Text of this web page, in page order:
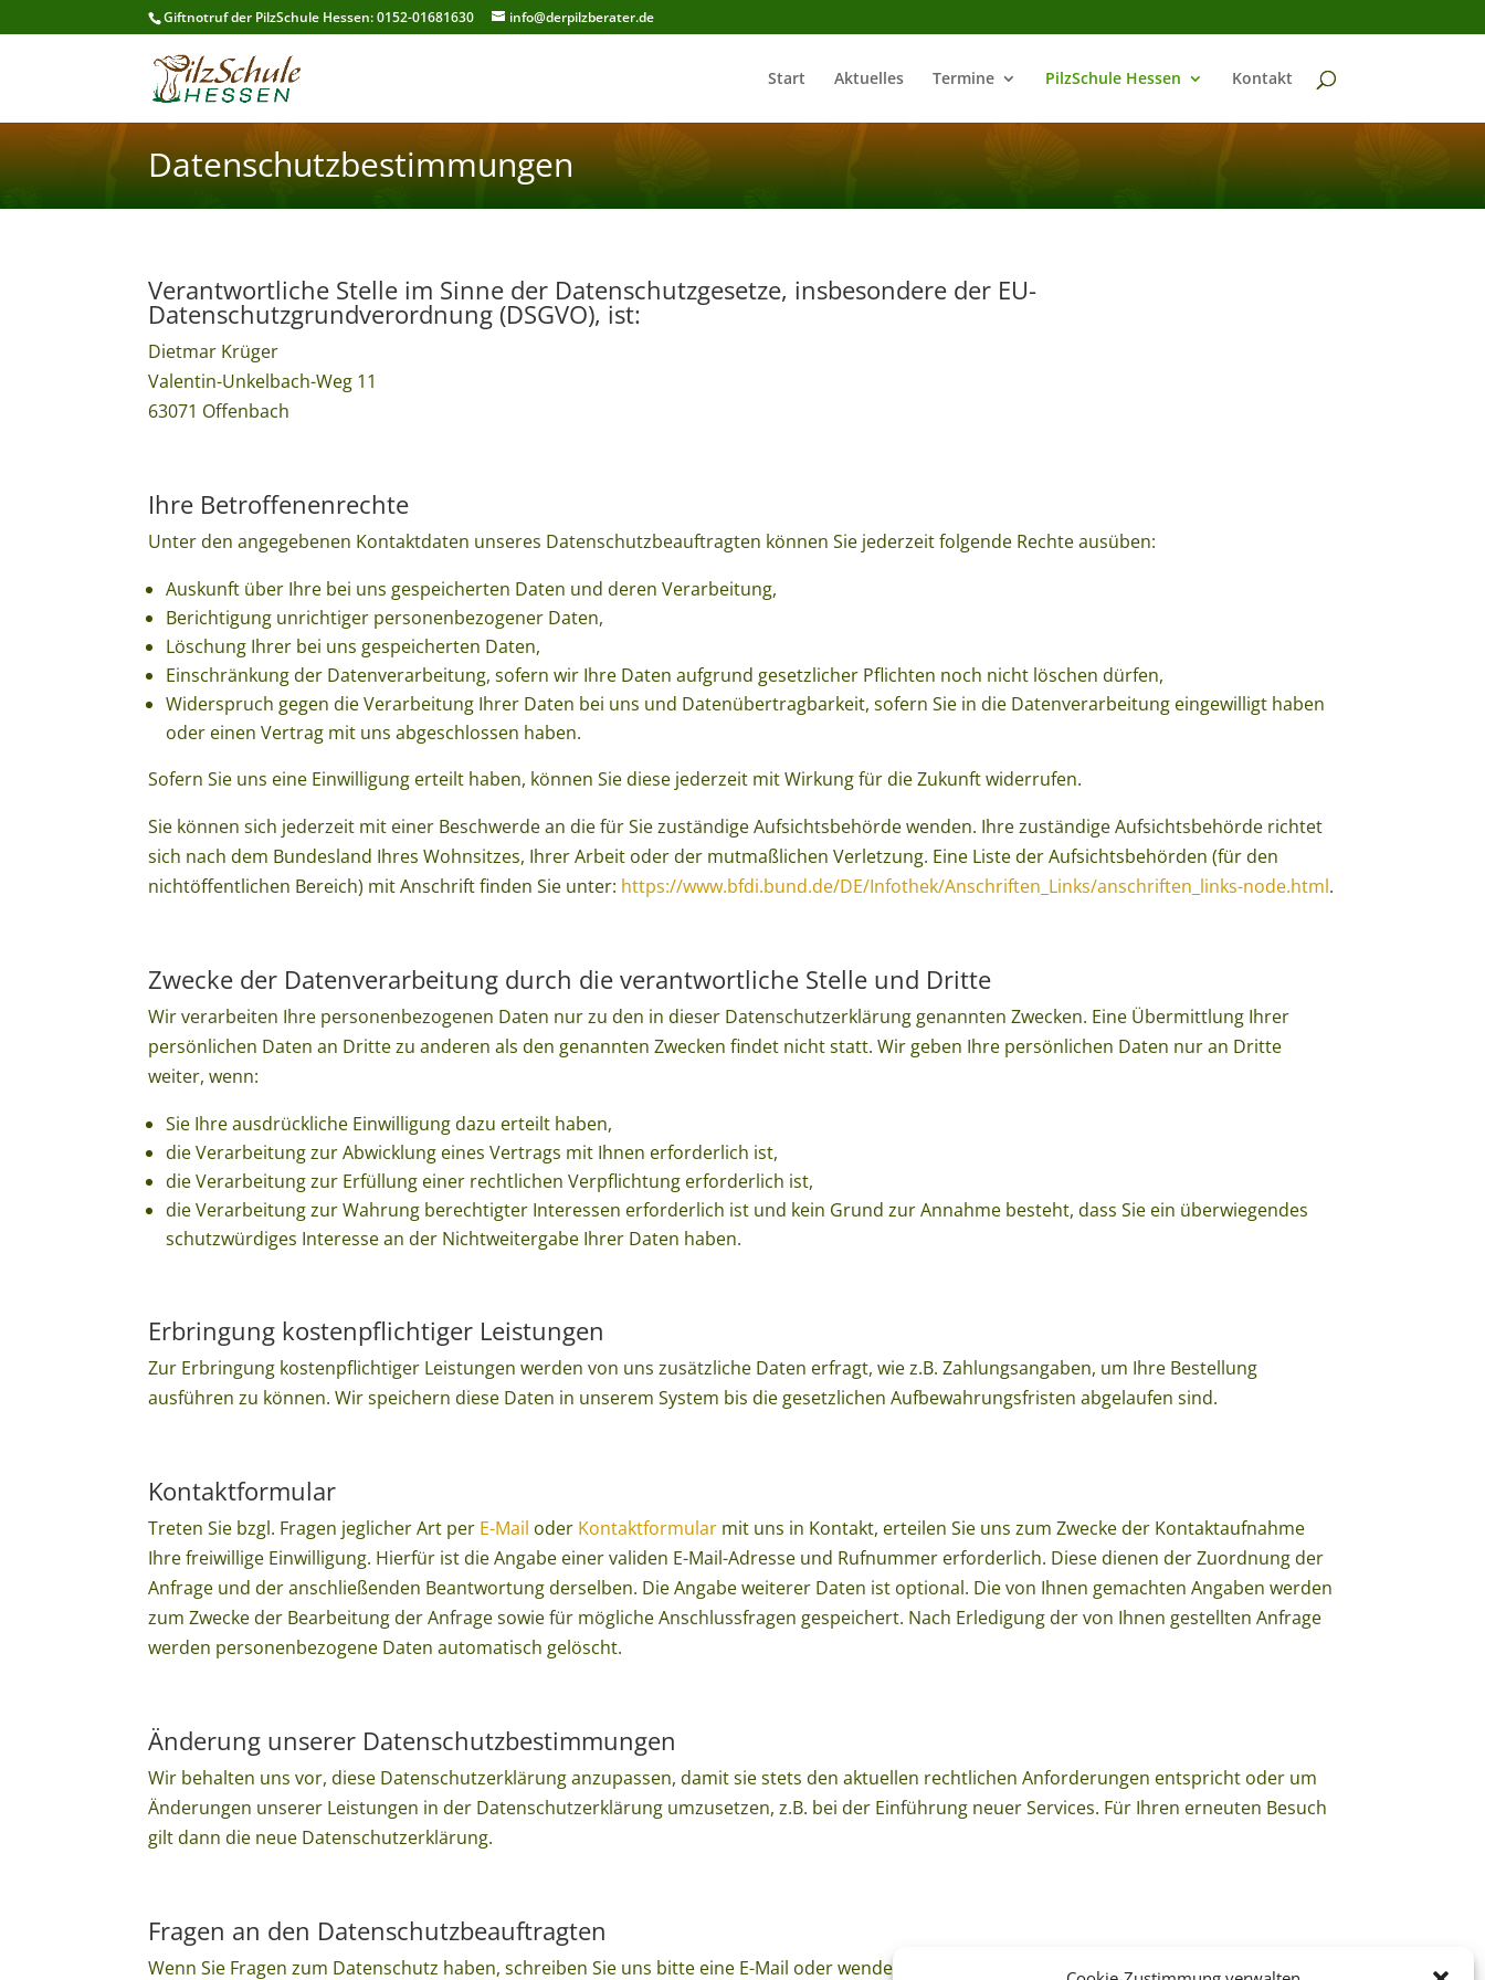
Giftnotruf der PilzSchule Hessen: 0152-01681630 info@derpilzberater.de
Start Aktuelles Termine PilzSchule Hessen Kontakt
Datenschutzbestimmungen
Verantwortliche Stelle im Sinne der Datenschutzgesetze, insbesondere der EU-
Datenschutzgrundverordnung (DSGVO), ist:
Dietmar Krüger
Valentin-Unkelbach-Weg 11
63071 Offenbach
Ihre Betroffenenrechte
Unter den angegebenen Kontaktdaten unseres Datenschutzbeauftragten können Sie jederzeit folgende Rechte ausüben:
Auskunft über Ihre bei uns gespeicherten Daten und deren Verarbeitung,
Berichtigung unrichtiger personenbezogener Daten,
Löschung Ihrer bei uns gespeicherten Daten,
Einschränkung der Datenverarbeitung, sofern wir Ihre Daten aufgrund gesetzlicher Pflichten noch nicht löschen dürfen,
Widerspruch gegen die Verarbeitung Ihrer Daten bei uns und Datenübertragbarkeit, sofern Sie in die Datenverarbeitung eingewilligt haben
oder einen Vertrag mit uns abgeschlossen haben.
Sofern Sie uns eine Einwilligung erteilt haben, können Sie diese jederzeit mit Wirkung für die Zukunft widerrufen.
Sie können sich jederzeit mit einer Beschwerde an die für Sie zuständige Aufsichtsbehörde wenden. Ihre zuständige Aufsichtsbehörde richtet
sich nach dem Bundesland Ihres Wohnsitzes, Ihrer Arbeit oder der mutmaßlichen Verletzung. Eine Liste der Aufsichtsbehörden (für den
nichtöffentlichen Bereich) mit Anschrift finden Sie unter: https://www.bfdi.bund.de/DE/Infothek/Anschriften_Links/anschriften_links-node.html.
Zwecke der Datenverarbeitung durch die verantwortliche Stelle und Dritte
Wir verarbeiten Ihre personenbezogenen Daten nur zu den in dieser Datenschutzerklärung genannten Zwecken. Eine Übermittlung Ihrer
persönlichen Daten an Dritte zu anderen als den genannten Zwecken findet nicht statt. Wir geben Ihre persönlichen Daten nur an Dritte
weiter, wenn:
Sie Ihre ausdrückliche Einwilligung dazu erteilt haben,
die Verarbeitung zur Abwicklung eines Vertrags mit Ihnen erforderlich ist,
die Verarbeitung zur Erfüllung einer rechtlichen Verpflichtung erforderlich ist,
die Verarbeitung zur Wahrung berechtigter Interessen erforderlich ist und kein Grund zur Annahme besteht, dass Sie ein überwiegendes
schutzwürdiges Interesse an der Nichtweitergabe Ihrer Daten haben.
Erbringung kostenpflichtiger Leistungen
Zur Erbringung kostenpflichtiger Leistungen werden von uns zusätzliche Daten erfragt, wie z.B. Zahlungsangaben, um Ihre Bestellung
ausführen zu können. Wir speichern diese Daten in unserem System bis die gesetzlichen Aufbewahrungsfristen abgelaufen sind.
Kontaktformular
Treten Sie bzgl. Fragen jeglicher Art per E-Mail oder Kontaktformular mit uns in Kontakt, erteilen Sie uns zum Zwecke der Kontaktaufnahme
Ihre freiwillige Einwilligung. Hierfür ist die Angabe einer validen E-Mail-Adresse und Rufnummer erforderlich. Diese dienen der Zuordnung der
Anfrage und der anschließenden Beantwortung derselben. Die Angabe weiterer Daten ist optional. Die von Ihnen gemachten Angaben werden
zum Zwecke der Bearbeitung der Anfrage sowie für mögliche Anschlussfragen gespeichert. Nach Erledigung der von Ihnen gestellten Anfrage
werden personenbezogene Daten automatisch gelöscht.
Änderung unserer Datenschutzbestimmungen
Wir behalten uns vor, diese Datenschutzerklärung anzupassen, damit sie stets den aktuellen rechtlichen Anforderungen entspricht oder um
Änderungen unserer Leistungen in der Datenschutzerklärung umzusetzen, z.B. bei der Einführung neuer Services. Für Ihren erneuten Besuch
gilt dann die neue Datenschutzerklärung.
Fragen an den Datenschutzbeauftragten
Wenn Sie Fragen zum Datenschutz haben, schreiben Sie uns bitte eine E-Mail oder wenden Sie sich direkt an die für